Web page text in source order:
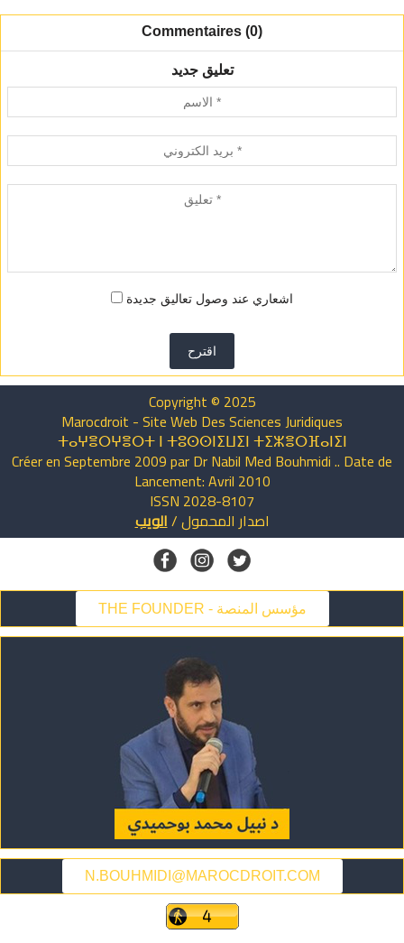
Commentaires (0)
تعليق جديد
اشعاري عند وصول تعاليق جديدة
اقترح
Copyright © 2025
Marocdroit - Site Web Des Sciences Juridiques
ⵜⴰⵖⴻⵔⵖⴻⵔⵜ ⵏ ⵜⵓⵙⵙⵏⵉⵡⵉⵏ ⵜⵉⵣⴻⵔⴼⴰⵏⵉⵏ
Créer en Septembre 2009 par Dr Nabil Med Bouhmidi .. Date de
Lancement: Avril 2010
ISSN 2028-8107
اصدار المحمول/الويب
THE FOUNDER - مؤسس المنصة
N.BOUHMIDI@MAROCDROIT.COM